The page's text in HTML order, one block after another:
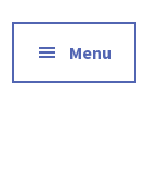
Menu